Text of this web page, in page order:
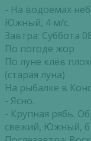
- На водоемах
Южный, 4 м/с.
Завтра: Суббота
По погоде жор
По луне клёв
(старая луна)
На рыбалке в
- Ясно.
- Крупная рябь.
свежий, Южный, 6